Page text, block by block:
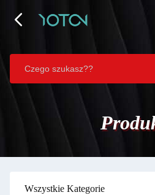
Wszystkie Kategorie